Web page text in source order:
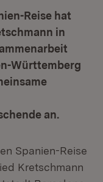
Reise hat
in
Württemberg
an.
Spanien-Reise
Kretschmann